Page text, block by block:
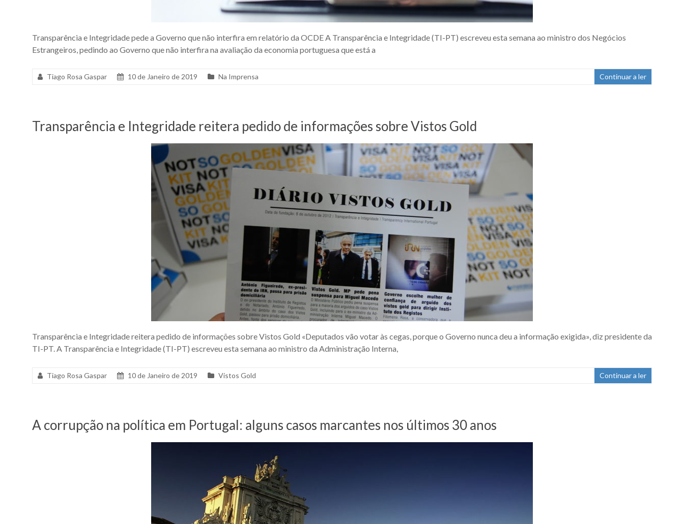
Transparência e Integridade pede a Governo que não interfira em relatório da OCDE A Transparência e Integridade (TI-PT) escreveu esta semana ao ministro dos Negócios
Estrangeiros, pedindo ao Governo que não interfira na avaliação da economia portuguesa que está a
Tiago Rosa Gaspar 10 de Janeiro de 2019 Na Imprensa Continuar a ler
Transparência e Integridade reitera pedido de informações sobre Vistos Gold
Transparência e Integridade reitera pedido de informações sobre Vistos Gold «Deputados vão votar às cegas, porque o Governo nunca deu a informação exigida», diz presidente da
TI-PT. A Transparência e Integridade (TI-PT) escreveu esta semana ao ministro da Administração Interna,
Tiago Rosa Gaspar 10 de Janeiro de 2019 Vistos Gold Continuar a ler
A corrupção na política em Portugal: alguns casos marcantes nos últimos 30 anos